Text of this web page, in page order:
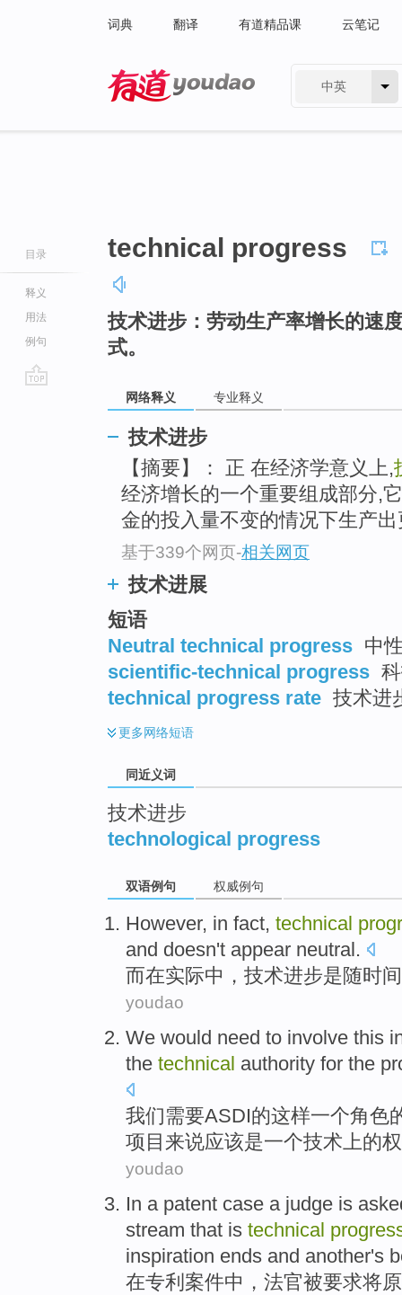
词典 翻译 有道精品课 云笔记
中英
目录
释义
用法
例句
technical progress
技术进步：劳动生产率增长的速
式。
网络释义 专业释义
技术进步
【摘要】： 正 在经济学意义上,
经济增长的一个重要组成部分,
金的投入量不变的情况下生产
基于339个网页-相关网页
技术进展
短语
Neutral technical progress 中
scientific-technical progress
technical progress rate 技术进
更多网络短语
同近义词
技术进步
technological progress
双语例句 权威例句
However, in fact, technical
and doesn't appear neutral .
而在实际中， 技术进步是 随时间
youdao
We would need to involve this
the technical authority for the
我们需要ASDI的这样一个角色
项目来说应该是一个技术上的
youdao
In a patent case a judge is
stream that is technical
inspiration ends and another's
在专利 案件中 ， 法官被要求将